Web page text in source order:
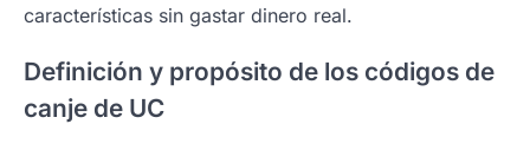
características sin gastar dinero real.
Definición y propósito de los códigos de
canje de UC